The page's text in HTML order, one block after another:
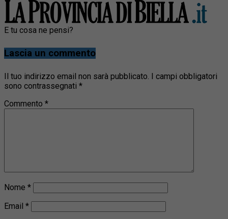
E tu cosa ne pensi?
Lascia un commento
Il tuo indirizzo email non sarà pubblicato. I campi obbligatori
sono contrassegnati *
Commento *
Nome *
Email *